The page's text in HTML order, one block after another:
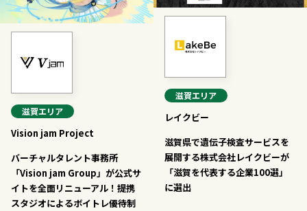
滋賀エリア
Vision jam Project
バーチャルタレント事務所
「Vision jam Group」が公式サ
イトを全面リニューアル！提携
スタジオによるボイトレ優待制
滋賀エリア
レイクビー
滋賀県で遺伝子検査サービスを
展開する株式会社レイクビーが
「滋賀を代表する企業100選」
に選出